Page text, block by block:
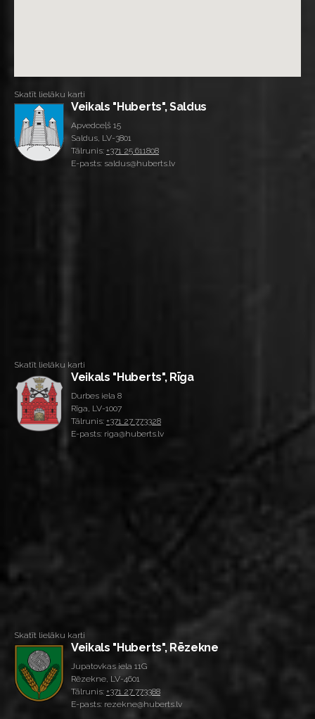
Skatīt lielāku karti
Veikals "Huberts", Saldus
Apvedceļš 15
Saldus, LV-3801
Tālrunis: +371 25 611808
E-pasts: saldus@huberts.lv
Skatīt lielāku karti
Veikals "Huberts", Rīga
Durbes iela 8
Rīga, LV-1007
Tālrunis: +371 27 773328
E-pasts: riga@huberts.lv
Skatīt lielāku karti
Veikals "Huberts", Rēzekne
Jupatovkas iela 11G
Rēzekne, LV-4601
Tālrunis: +371 27 773388
E-pasts: rezekne@huberts.lv